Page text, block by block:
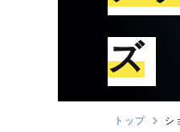
ズ
トップ シ